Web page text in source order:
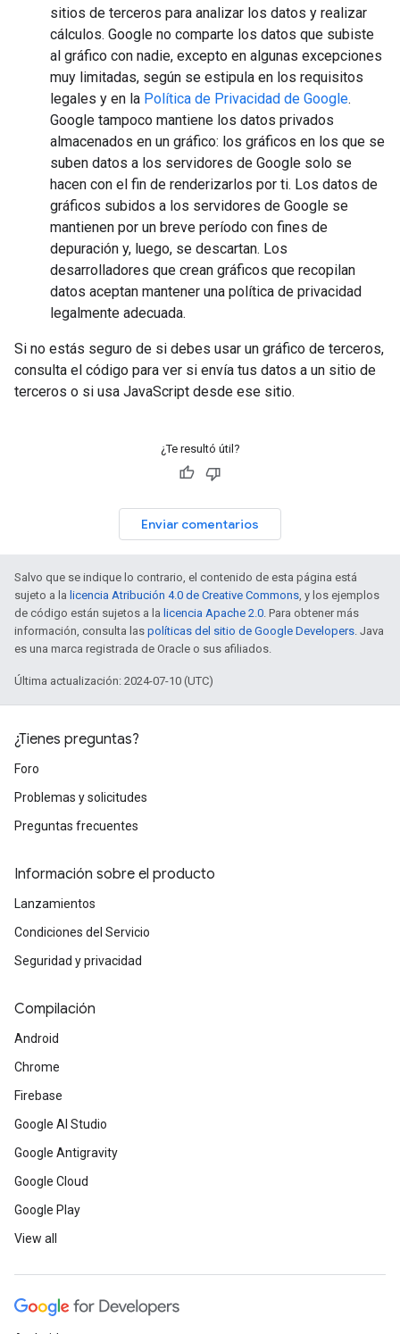
sitios de terceros para analizar los datos y realizar
cálculos. Google no comparte los datos que subiste
al gráfico con nadie, excepto en algunas excepciones
muy limitadas, según se estipula en los requisitos
legales y en la Política de Privacidad de Google.
Google tampoco mantiene los datos privados
almacenados en un gráfico: los gráficos en los que se
suben datos a los servidores de Google solo se
hacen con el fin de renderizarlos por ti. Los datos de
gráficos subidos a los servidores de Google se
mantienen por un breve período con fines de
depuración y, luego, se descartan. Los
desarrolladores que crean gráficos que recopilan
datos aceptan mantener una política de privacidad
legalmente adecuada.
Si no estás seguro de si debes usar un gráfico de terceros,
consulta el código para ver si envía tus datos a un sitio de
terceros o si usa JavaScript desde ese sitio.
¿Te resultó útil?
Enviar comentarios
Salvo que se indique lo contrario, el contenido de esta página está
sujeto a la licencia Atribución 4.0 de Creative Commons, y los ejemplos
de código están sujetos a la licencia Apache 2.0. Para obtener más
información, consulta las políticas del sitio de Google Developers. Java
es una marca registrada de Oracle o sus afiliados.
Última actualización: 2024-07-10 (UTC)
¿Tienes preguntas?
Foro
Problemas y solicitudes
Preguntas frecuentes
Información sobre el producto
Lanzamientos
Condiciones del Servicio
Seguridad y privacidad
Compilación
Android
Chrome
Firebase
Google AI Studio
Google Antigravity
Google Cloud
Google Play
View all